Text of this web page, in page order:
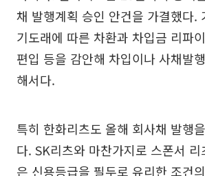
채 발행계획 승인 안건을 가결했다.
기도래에 따른 차환과 차입금 리파
편입 등을 감안해 차입이나 사채발
해서다.
특히 한화리츠도 올해 회사채 발행
다. SK리츠와 마찬가지로 스폰서
은 신용등급을 필두로 유리한 조건